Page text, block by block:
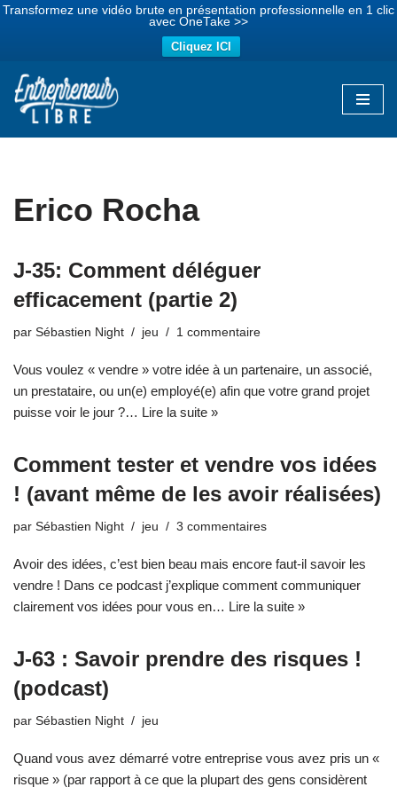
Transformez une vidéo brute en présentation professionnelle en 1 clic
avec OneTake >>
Cliquez ICI
Aller
Erico Rocha
J-35: Comment déléguer
efficacement (partie 2)
par Sébastien Night jeu 1 commentaire
Vous voulez « vendre » votre idée à un partenaire, un associé,
un prestataire, ou un(e) employé(e) afin que votre grand projet
puisse voir le jour ?… Lire la suite »
Comment tester et vendre vos idées
! (avant même de les avoir réalisées)
par Sébastien Night jeu 3 commentaires
Avoir des idées, c’est bien beau mais encore faut-il savoir les
vendre ! Dans ce podcast j’explique comment communiquer
clairement vos idées pour vous en… Lire la suite »
J-63 : Savoir prendre des risques !
(podcast)
par Sébastien Night jeu
Quand vous avez démarré votre entreprise vous avez pris un «
risque » (par rapport à ce que la plupart des gens considèrent